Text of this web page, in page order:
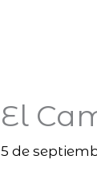
El
5 de